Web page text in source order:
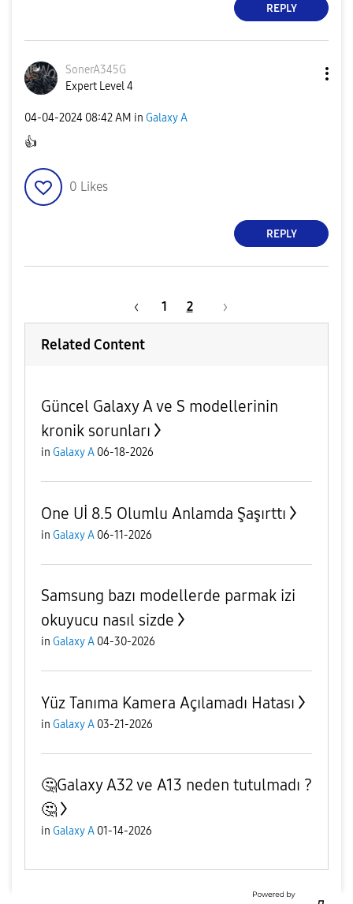
REPLY
SonerA345G
Expert Level 4
‎04-04-2024 08:42 AM in Galaxy A
👍
0 Likes
REPLY
1 2
Related Content
Güncel Galaxy A ve S modellerinin
kronik sorunları
in Galaxy A 06-18-2026
One Uİ 8.5 Olumlu Anlamda Şaşırttı
in Galaxy A 06-11-2026
Samsung bazı modellerde parmak izi
okuyucu nasıl sizde
in Galaxy A 04-30-2026
Yüz Tanıma Kamera Açılamadı Hatası
in Galaxy A 03-21-2026
🤔Galaxy A32 ve A13 neden tutulmadı ?
🤔
in Galaxy A 01-14-2026